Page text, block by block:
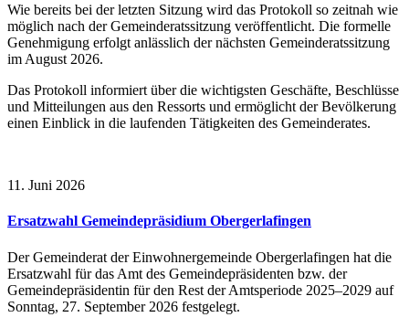
Wie bereits bei der letzten Sitzung wird das Protokoll so zeitnah wie
möglich nach der Gemeinderatssitzung veröffentlicht. Die formelle
Genehmigung erfolgt anlässlich der nächsten Gemeinderatssitzung
im August 2026.
Das Protokoll informiert über die wichtigsten Geschäfte, Beschlüsse
und Mitteilungen aus den Ressorts und ermöglicht der Bevölkerung
einen Einblick in die laufenden Tätigkeiten des Gemeinderates.
11. Juni 2026
Ersatzwahl Gemeindepräsidium Obergerlafingen
Der Gemeinderat der Einwohnergemeinde Obergerlafingen hat die
Ersatzwahl für das Amt des Gemeindepräsidenten bzw. der
Gemeindepräsidentin für den Rest der Amtsperiode 2025–2029 auf
Sonntag, 27. September 2026 festgelegt.